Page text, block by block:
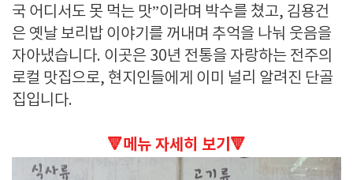
국 어디서도 못 먹는 맛”이라며 박수를 쳤고, 김용건
은 옛날 보리밥 이야기를 꺼내며 추억을 나눠 웃음을
자아냈습니다. 이곳은 30년 전통을 자랑하는 전주의
로컬 맛집으로, 현지인들에게 이미 널리 알려진 단골
집입니다.
🔻메뉴 자세히 보기🔻